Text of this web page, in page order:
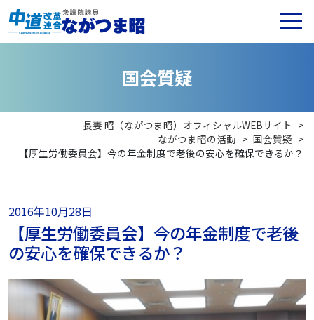
国会質疑
長妻 昭（ながつま昭）オフィシャルWEBサイト >
ながつま昭の活動 > 国会質疑 >
【厚生労働委員会】今の年金制度で老後の安心を確保できるか？
2016年10月28日
【厚生労働委員会】今の年金制度で老後
の安心を確保できるか？